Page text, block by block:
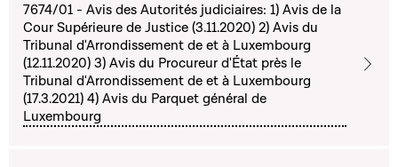
7674/01 - Avis des Autorités judiciaires: 1) Avis de la
Cour Supérieure de Justice (3.11.2020) 2) Avis du
Tribunal d'Arrondissement de et à Luxembourg
(12.11.2020) 3) Avis du Procureur d'État près le
Tribunal d'Arrondissement de et à Luxembourg
(17.3.2021) 4) Avis du Parquet général de
Luxembourg